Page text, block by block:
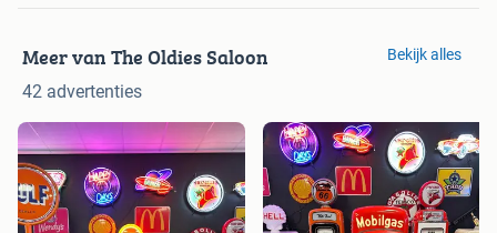
Meer van The Oldies Saloon
42 advertenties
Bekijk alles